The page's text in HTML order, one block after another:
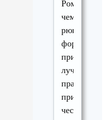
Ром,
чем
рюшечки
форуму
лучше
правила
прикрути,
чесслово.